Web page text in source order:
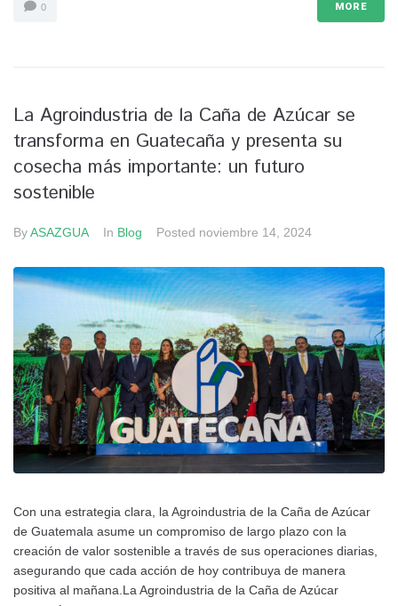
0 MORE
La Agroindustria de la Caña de Azúcar se
transforma en Guatecaña y presenta su
cosecha más importante: un futuro
sostenible
ByASAZGUA In Blog Posted noviembre 14, 2024
Con una estrategia clara, la Agroindustria de la Caña de Azúcar
de Guatemala asume un compromiso de largo plazo con la
creación de valor sostenible a través de sus operaciones diarias,
asegurando que cada acción de hoy contribuya de manera
positiva al mañana.La Agroindustria de la Caña de Azúcar